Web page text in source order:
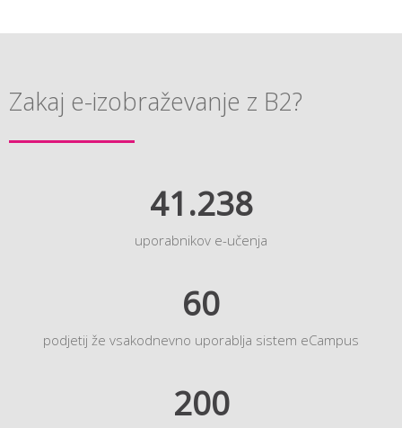
Zakaj e-izobraževanje z B2?
41.238
uporabnikov e-učenja
60
podjetij že vsakodnevno uporablja sistem eCampus
200